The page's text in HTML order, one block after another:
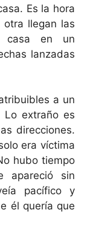
Es la hora
llegan las
casa en un
lanzadas
a un
Lo extraño es
direcciones.
era víctima
hubo tiempo
apareció sin
pacífico y
él quería que